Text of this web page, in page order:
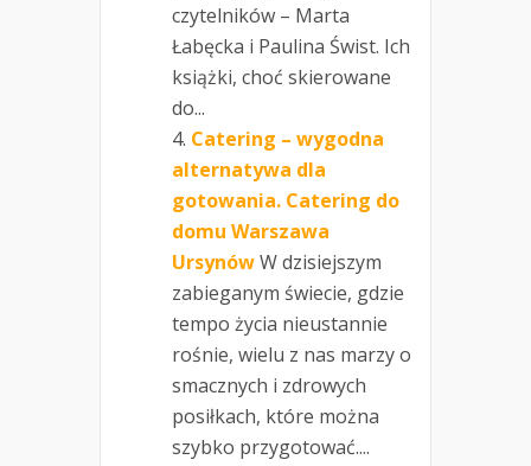
czytelników – Marta
Łabęcka i Paulina Świst. Ich
książki, choć skierowane
do...
Catering – wygodna
alternatywa dla
gotowania. Catering do
domu Warszawa
UrsynówW dzisiejszym
zabieganym świecie, gdzie
tempo życia nieustannie
rośnie, wielu z nas marzy o
smacznych i zdrowych
posiłkach, które można
szybko przygotować....